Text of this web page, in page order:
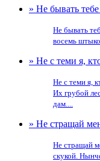
» Не бывать
Не бывать
восемь
» Не с теми я,
Не с теми я,
Их грубой
дам....
» Не стращай
Не стращай
скукой.